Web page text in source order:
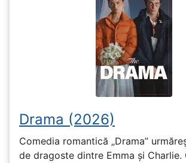
Drama (2026)
Comedia romantică „Drama”
de dragoste dintre Emma și Charlie.